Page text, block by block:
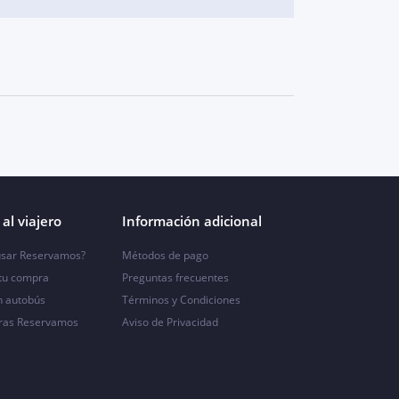
viajero
Reservamos?
compra
autobús
Reservamos
Información adicional
Métodos de pago
Preguntas frecuentes
Términos y Condiciones
Aviso de Privacidad